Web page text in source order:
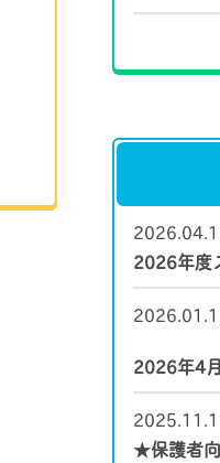
2026年度
2026年4
★保護者